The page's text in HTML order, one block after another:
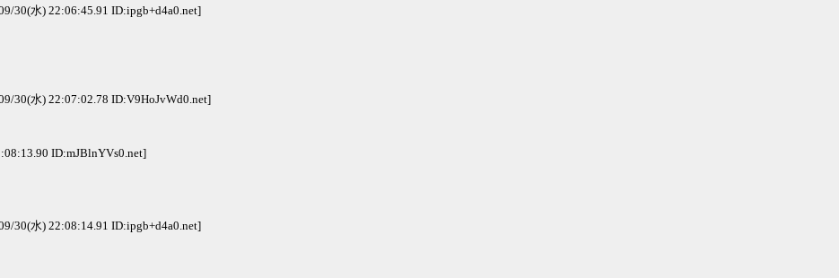
30(水) 22:06:45.91 ID:ipgb+d4a0.net]
30(水) 22:07:02.78 ID:V9HoJvWd0.net]
ID:mJBlnYVs0.net]
30(水) 22:08:14.91 ID:ipgb+d4a0.net]